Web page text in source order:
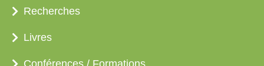
Recherches
Livres